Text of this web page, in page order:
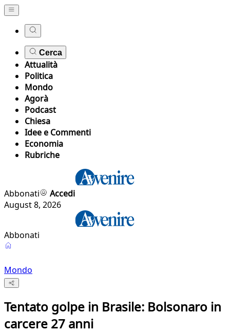
Cerca
Attualità
Politica
Mondo
Agorà
Podcast
Chiesa
Idee e Commenti
Economia
Rubriche
Abbonati
Accedi
August 8, 2026
Abbonati
Mondo
Tentato golpe in Brasile: Bolsonaro in
carcere 27 anni